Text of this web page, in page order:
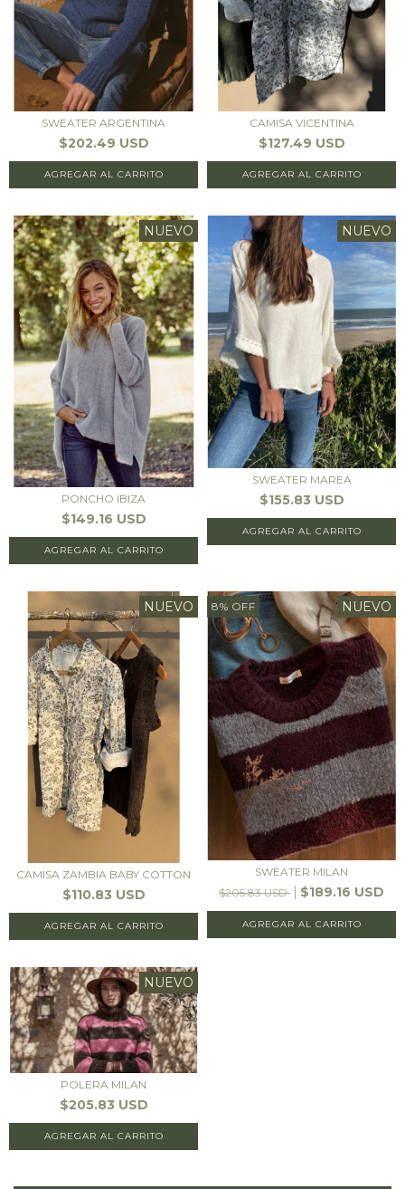
SWEATER ARGENTINA
$202.49 USD
AGREGAR AL CARRITO
CAMISA VICENTINA
$127.49 USD
AGREGAR AL CARRITO
NUEVO
PONCHO IBIZA
$149.16 USD
AGREGAR AL CARRITO
NUEVO
SWEATER MAREA
$155.83 USD
AGREGAR AL CARRITO
NUEVO
CAMISA ZAMBIA BABY COTTON
$110.83 USD
AGREGAR AL CARRITO
8% OFF NUEVO
SWEATER MILAN
$205.83 USD
$189.16 USD
AGREGAR AL CARRITO
NUEVO
POLERA MILAN
$205.83 USD
AGREGAR AL CARRITO